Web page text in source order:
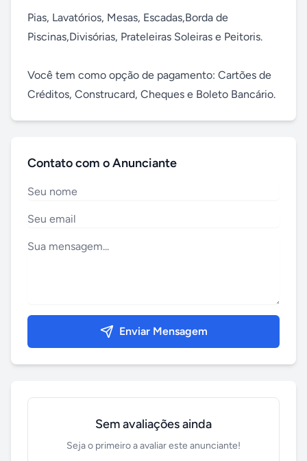
Pias, Lavatórios, Mesas, Escadas,Borda de
Piscinas,Divisórias, Prateleiras Soleiras e Peitoris.
Você tem como opção de pagamento: Cartões de
Créditos, Construcard, Cheques e Boleto Bancário.
Contato com o Anunciante
Enviar Mensagem
Sem avaliações ainda
Seja o primeiro a avaliar este anunciante!